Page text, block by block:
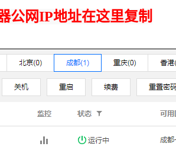
公网IP地址在这里复制